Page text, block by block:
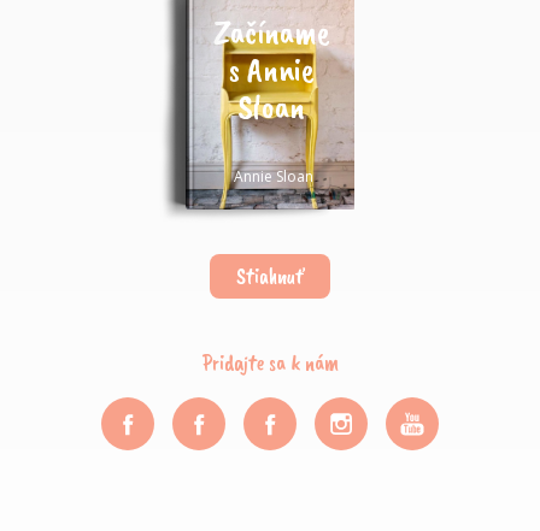
Začíname
s Annie
Sloan
Annie Sloan
Stiahnuť
Pridajte sa k nám